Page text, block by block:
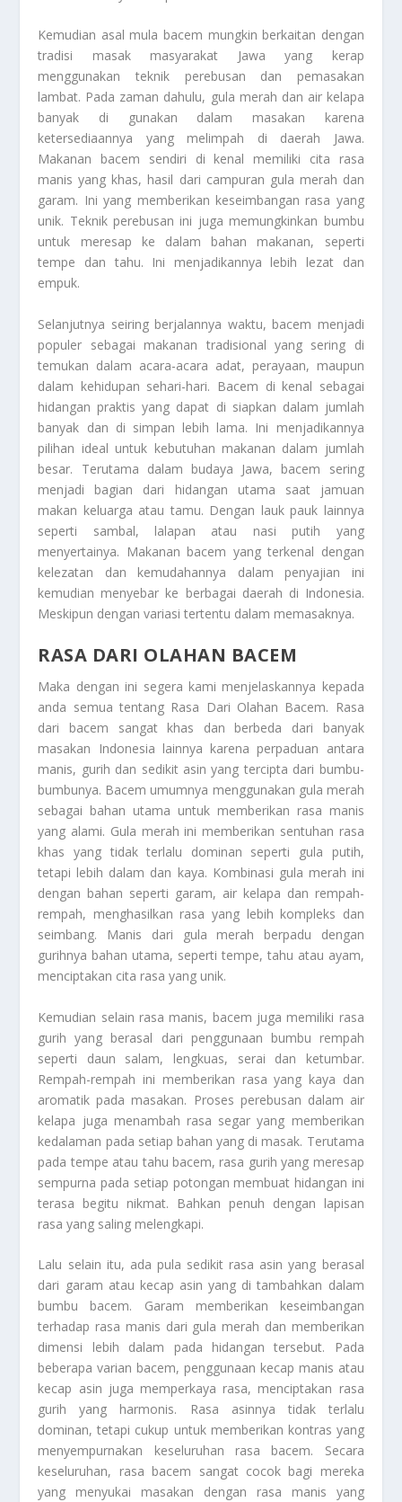
Kemudian asal mula bacem mungkin berkaitan dengan
tradisi masak masyarakat Jawa yang kerap
menggunakan teknik perebusan dan pemasakan
lambat. Pada zaman dahulu, gula merah dan air kelapa
banyak di gunakan dalam masakan karena
ketersediaannya yang melimpah di daerah Jawa.
Makanan bacem sendiri di kenal memiliki cita rasa
manis yang khas, hasil dari campuran gula merah dan
garam. Ini yang memberikan keseimbangan rasa yang
unik. Teknik perebusan ini juga memungkinkan bumbu
untuk meresap ke dalam bahan makanan, seperti
tempe dan tahu. Ini menjadikannya lebih lezat dan
empuk.
Selanjutnya seiring berjalannya waktu, bacem menjadi
populer sebagai makanan tradisional yang sering di
temukan dalam acara-acara adat, perayaan, maupun
dalam kehidupan sehari-hari. Bacem di kenal sebagai
hidangan praktis yang dapat di siapkan dalam jumlah
banyak dan di simpan lebih lama. Ini menjadikannya
pilihan ideal untuk kebutuhan makanan dalam jumlah
besar. Terutama dalam budaya Jawa, bacem sering
menjadi bagian dari hidangan utama saat jamuan
makan keluarga atau tamu. Dengan lauk pauk lainnya
seperti sambal, lalapan atau nasi putih yang
menyertainya. Makanan bacem yang terkenal dengan
kelezatan dan kemudahannya dalam penyajian ini
kemudian menyebar ke berbagai daerah di Indonesia.
Meskipun dengan variasi tertentu dalam memasaknya.
RASA DARI OLAHAN BACEM
Maka dengan ini segera kami menjelaskannya kepada
anda semua tentang Rasa Dari Olahan Bacem. Rasa
dari bacem sangat khas dan berbeda dari banyak
masakan Indonesia lainnya karena perpaduan antara
manis, gurih dan sedikit asin yang tercipta dari bumbu-
bumbunya. Bacem umumnya menggunakan gula merah
sebagai bahan utama untuk memberikan rasa manis
yang alami. Gula merah ini memberikan sentuhan rasa
khas yang tidak terlalu dominan seperti gula putih,
tetapi lebih dalam dan kaya. Kombinasi gula merah ini
dengan bahan seperti garam, air kelapa dan rempah-
rempah, menghasilkan rasa yang lebih kompleks dan
seimbang. Manis dari gula merah berpadu dengan
gurihnya bahan utama, seperti tempe, tahu atau ayam,
menciptakan cita rasa yang unik.
Kemudian selain rasa manis, bacem juga memiliki rasa
gurih yang berasal dari penggunaan bumbu rempah
seperti daun salam, lengkuas, serai dan ketumbar.
Rempah-rempah ini memberikan rasa yang kaya dan
aromatik pada masakan. Proses perebusan dalam air
kelapa juga menambah rasa segar yang memberikan
kedalaman pada setiap bahan yang di masak. Terutama
pada tempe atau tahu bacem, rasa gurih yang meresap
sempurna pada setiap potongan membuat hidangan ini
terasa begitu nikmat. Bahkan penuh dengan lapisan
rasa yang saling melengkapi.
Lalu selain itu, ada pula sedikit rasa asin yang berasal
dari garam atau kecap asin yang di tambahkan dalam
bumbu bacem. Garam memberikan keseimbangan
terhadap rasa manis dari gula merah dan memberikan
dimensi lebih dalam pada hidangan tersebut. Pada
beberapa varian bacem, penggunaan kecap manis atau
kecap asin juga memperkaya rasa, menciptakan rasa
gurih yang harmonis. Rasa asinnya tidak terlalu
dominan, tetapi cukup untuk memberikan kontras yang
menyempurnakan keseluruhan rasa bacem. Secara
keseluruhan, rasa bacem sangat cocok bagi mereka
yang menyukai masakan dengan rasa manis yang